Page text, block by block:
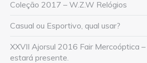
Coleção 2017 – W.Z.W Relógios
Casual ou Esportivo, qual usar?
XXVII Ajorsul 2016 Fair Mercoóptica
estará presente.